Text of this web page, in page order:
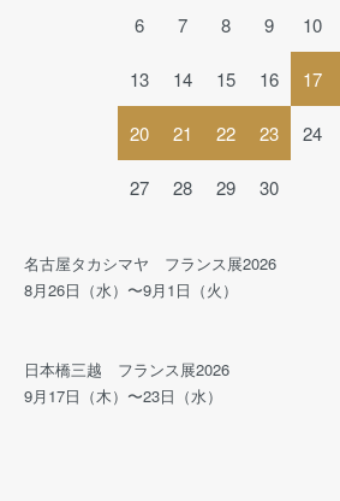
6 7 8 9 10
13 14 15 16 17
20 21 22 23 24
27 28 29 30
名古屋タカシマヤ フランス展2026
8月26日（水）〜9月1日（火）
日本橋三越 フランス展2026
9月17日（木）〜23日（水）